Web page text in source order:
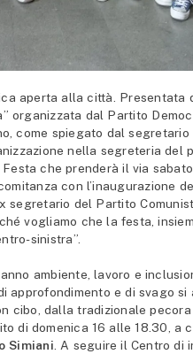
aperta alla città. Presentata
organizzata dal Partito
come spiegato dal segretario
nella segreteria del
che prenderà il via
con l’inaugurazione
del Partito
vogliamo che la festa,
sinistra”.
ambiente, lavoro e
e di svago si
cibo, dalla tradizionale pecora
di domenica 16 alle 18.30, a
Simiani. A seguire il Centro di